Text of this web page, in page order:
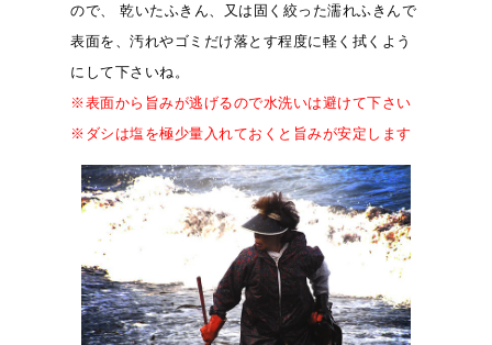
ので、 乾いたふきん、又は固く絞った濡れふきんで
表面を、汚れやゴミだけ落とす程度に軽く拭くよう
にして下さいね。
※表面から旨みが逃げるので水洗いは避けて下さい
※ダシは塩を極少量入れておくと旨みが安定します